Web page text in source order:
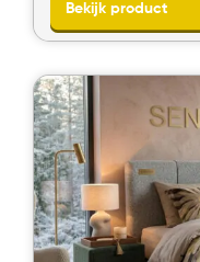
Bekijk product